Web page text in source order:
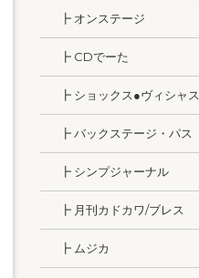
┣ オンステージ
┣ CDでーた
┣ ショックス●ヴィシャス
┣ バックステージ・パス
┣ シンプジャーナル
┣ 月刊カドカワ/ブレス
┣ ムジカ